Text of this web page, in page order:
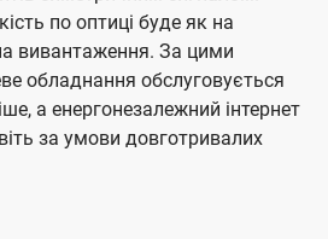
по оптиці буде як на
вивантаження. За цими
обладнання обслуговується
а енергонезалежний інтернет
за умови довготривалих